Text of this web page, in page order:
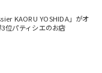
KAORU YOSHIDA」がオ
位パティシエのお店